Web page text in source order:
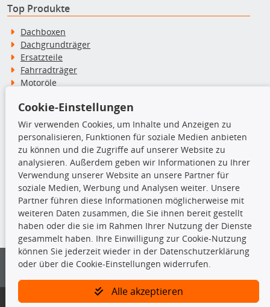
Top Produkte
Dachboxen
Dachgrundträger
Ersatzteile
Fahrradträger
Motoröle
Schneeketten
TecDoc Inside
Die hier angezeigten Daten insbesondere die gesamte Datenbank dürfen
nicht kopiert werden.
Es ist zu unterlassen, die Daten oder die gesamte Datenbank ohne
vorherige Zustimmung von TecDoc zu vervielfältigen, zu verbreiten
und/oder diese Handlungen durch Dritte ausführen zu lassen. Ein
Bitte prüfen Sie, ob das über unseren Onlineshop identifizierte Ersatzteil
Cookie-Einstellungen
Wir verwenden Cookies, um Inhalte und Anzeigen zu
personalisieren, Funktionen für soziale Medien anbieten
zu können und die Zugriffe auf unserer Website zu
analysieren. Außerdem geben wir Informationen zu Ihrer
Verwendung unserer Website an unsere Partner für
soziale Medien, Werbung und Analysen weiter. Unsere
Partner führen diese Informationen möglicherweise mit
weiteren Daten zusammen, die Sie ihnen bereit gestellt
haben oder die sie im Rahmen Ihrer Nutzung der Dienste
gesammelt haben. Ihre Einwilligung zur Cookie-Nutzung
können Sie jederzeit wieder in der Datenschutzerklärung
oder über die Cookie-Einstellungen widerrufen.
Alle akzeptieren